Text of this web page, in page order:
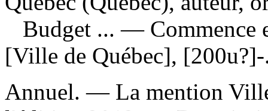
Budget ... — Commence
[Ville de Québec],
Annuel. — La mention